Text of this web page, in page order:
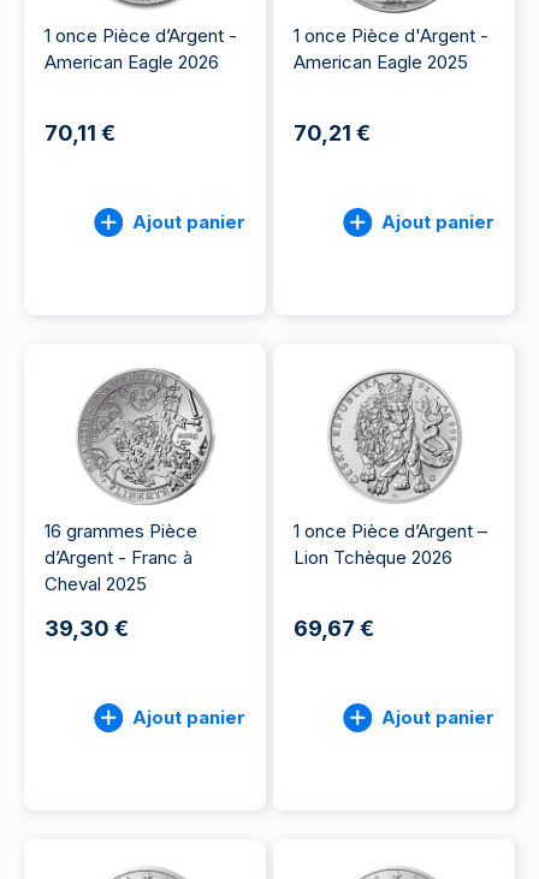
1 once Pièce d’Argent -
American Eagle 2026
70,11 €
Ajout panier
1 once Pièce d'Argent -
American Eagle 2025
70,21 €
Ajout panier
16 grammes Pièce
d’Argent - Franc à
Cheval 2025
39,30 €
Ajout panier
1 once Pièce d’Argent –
Lion Tchèque 2026
69,67 €
Ajout panier